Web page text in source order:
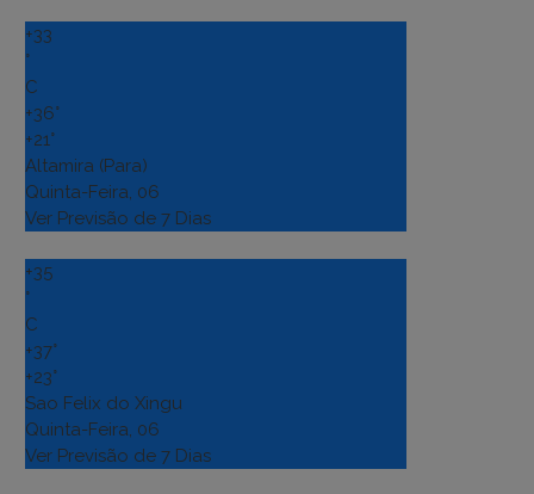
+33
°
C
+36°
+21°
Altamira (Para)
Quinta-Feira, 06
Ver Previsão de 7 Dias
+35
°
C
+37°
+23°
Sao Felix do Xingu
Quinta-Feira, 06
Ver Previsão de 7 Dias